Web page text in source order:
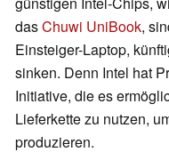
dasChuwi UniBook,
Einsteiger-Laptop,
sinken. Denn Intel hat
Initiative, die es
Lieferkette zu nutzen,
produzieren.